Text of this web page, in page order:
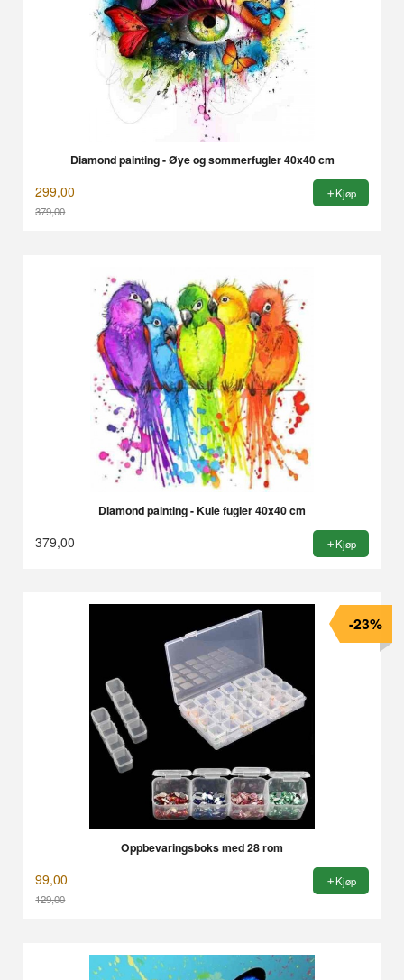
Diamond painting - Øye og sommerfugler 40x40 cm
299,00
379,00
Kjøp
Diamond painting - Kule fugler 40x40 cm
379,00 Kjøp
Oppbevaringsboks med 28 rom
99,00
129,00
-23%
Kjøp